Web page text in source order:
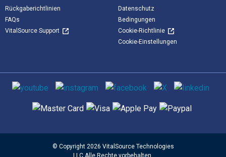
Rückgaberichtlinien
FAQs
VitalSource Support
Datenschutz
Bedingungen
Cookie-Richtlinie
Cookie-Einstellungen
Sozialen Medien
Unterstützte Zahlungsmethoden
© Copyright 2026 VitalSource Technologies
LLC Alle Rechte vorbehalten.